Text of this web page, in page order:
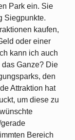
Park ein. Sie
Siegpunkte.
kaufen,
oder einer
kann ich auch
Ganze? Die
den
Attraktion hat
um diese zu
Bereich